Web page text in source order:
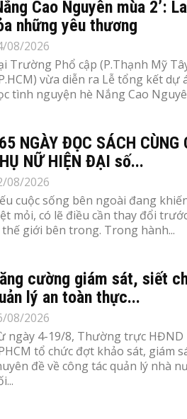
Cao Nguyên mùa 2’:
những yêu thương
08/2026
Trường Phổ cập (P.Thạnh Mỹ
vừa diễn ra Lễ tổng kết dự
tình nguyện hè Nắng Cao
NGÀY ĐỌC SÁCH CÙNG
NỮ HIỆN ĐẠI số...
08/2026
cuộc sống bên ngoài đang
mỏi, có lẽ điều cần thay đổi
thế giới bên trong. Trong hành...
cường giám sát, siết
lý an toàn thực...
08/2026
ngày 4-19/8, Thường trực HĐND
tổ chức đợt khảo sát, giám
đề về công tác quản lý nhà